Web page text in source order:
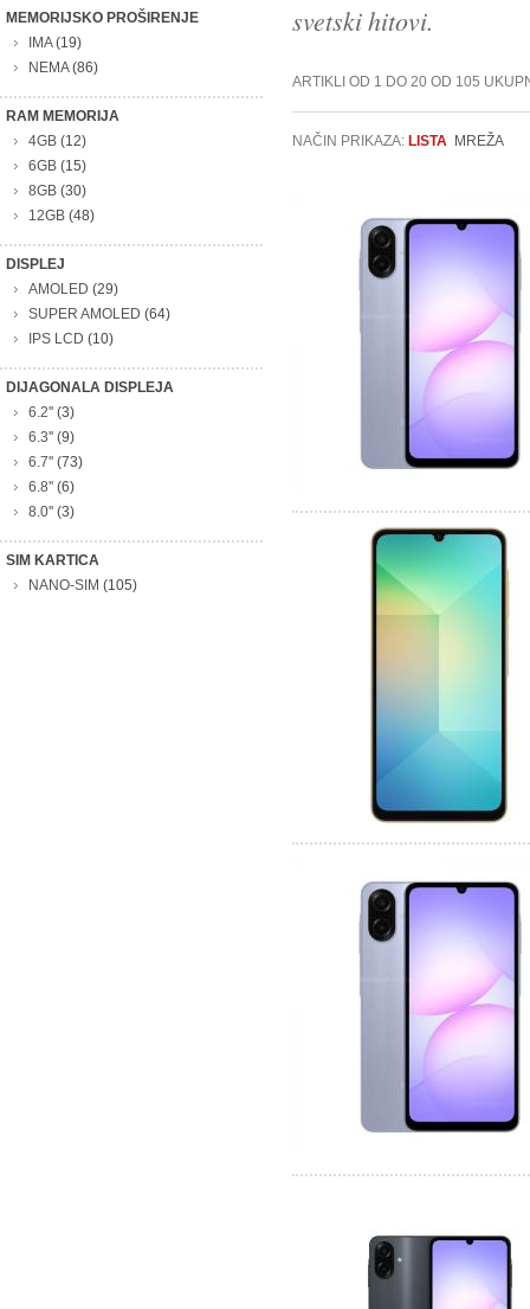
MEMORIJSKO PROŠIRENJE
IMA(19)
NEMA(86)
RAM MEMORIJA
4GB (12)
6GB (15)
8GB (30)
12GB (48)
DISPLEJ
AMOLED (29)
SUPER AMOLED (64)
IPS LCD (10)
DIJAGONALA DISPLEJA
6.2'' (3)
6.3'' (9)
6.7'' (73)
6.8'' (6)
8.0'' (3)
SIM KARTICA
NANO-SIM (105)
svetski hitovi.
ARTIKLI OD 1 DO 20 OD 105
NAČIN PRIKAZA: LISTA MREŽA